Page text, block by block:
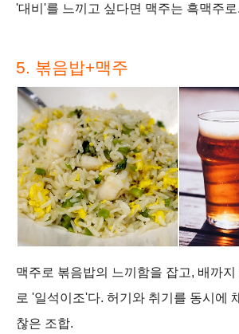
'대비'를 느끼고 싶다면 맥주는 흑맥주로.
5. 볶음밥+맥주
맥주로 볶음밥의 느끼함을 잡고, 배까
로 '일석이조'다. 허기와 취기를 동시에
찮은 조합.